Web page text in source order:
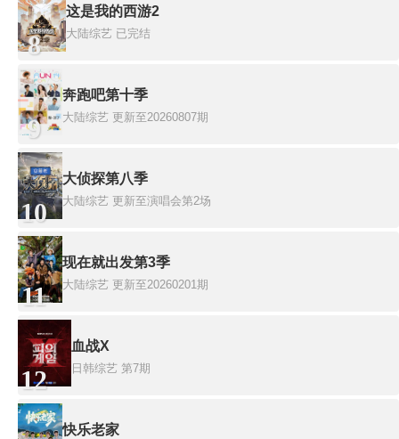
8
这是我的西游2
大陆综艺 已完结
9
奔跑吧第十季
大陆综艺 更新至20260807期
10
大侦探第八季
大陆综艺 更新至演唱会第2场
11
现在就出发第3季
大陆综艺 更新至20260201期
12
血战X
日韩综艺 第7期
快乐老家